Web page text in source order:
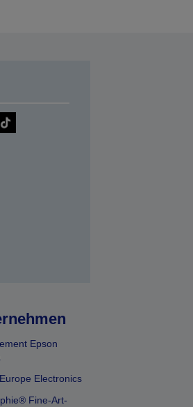
Epson
Electronics
Fine-Art-